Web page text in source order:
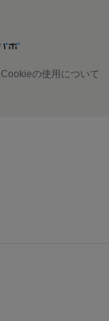
Cookieの使用について